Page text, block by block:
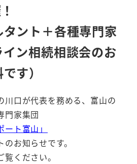
ント＋各種専門家
ン相続相談会のお
す）
川口が代表を務める、富山の
門家集団
ート富山」
お知らせです。
ください。